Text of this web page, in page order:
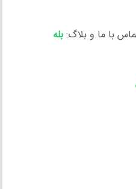
با ما و بلاگ:بله